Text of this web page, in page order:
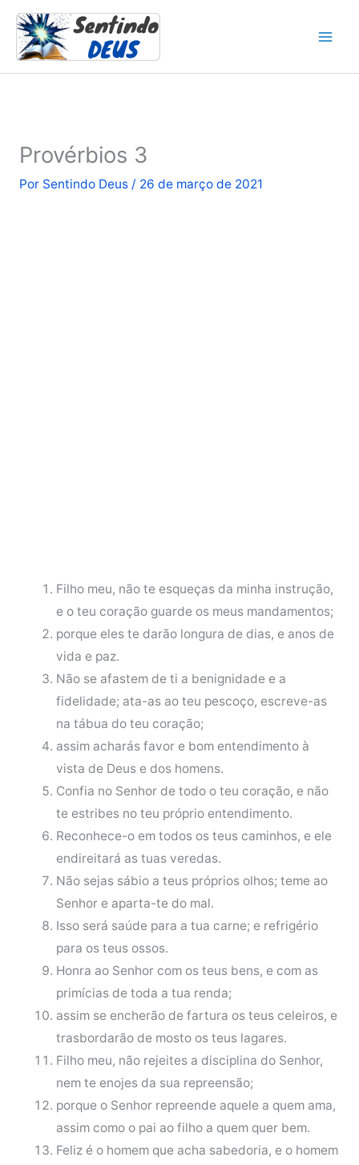
para
conteúdo
Provérbios 3
Por Sentindo Deus / 26 de março de 2021
Filho meu, não te esqueças da minha instrução,
e o teu coração guarde os meus mandamentos;
porque eles te darão longura de dias, e anos de
vida e paz.
Não se afastem de ti a benignidade e a
fidelidade; ata-as ao teu pescoço, escreve-as
na tábua do teu coração;
assim acharás favor e bom entendimento à
vista de Deus e dos homens.
Confia no Senhor de todo o teu coração, e não
te estribes no teu próprio entendimento.
Reconhece-o em todos os teus caminhos, e ele
endireitará as tuas veredas.
Não sejas sábio a teus próprios olhos; teme ao
Senhor e aparta-te do mal.
Isso será saúde para a tua carne; e refrigério
para os teus ossos.
Honra ao Senhor com os teus bens, e com as
primícias de toda a tua renda;
assim se encherão de fartura os teus celeiros, e
trasbordarão de mosto os teus lagares.
Filho meu, não rejeites a disciplina do Senhor,
nem te enojes da sua repreensão;
porque o Senhor repreende aquele a quem ama,
assim como o pai ao filho a quem quer bem.
Feliz é o homem que acha sabedoria, e o homem